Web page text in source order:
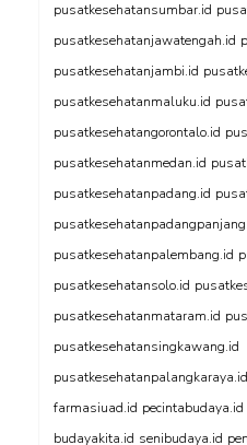
pusatkesehatansumbar.id
pusatkesehatanjawatengah.id
pusatkesehatanjambi.id
pusatkesehatanmaluku.id
pusatkesehatangorontalo.id
pusatkesehatanmedan.id
pusatkesehatanpadang.id
pusatkesehatanpalembang.id
pusatkesehatansolo.id
pusatkesehatanmataram.id
pusatkesehatansingkawang.id
pusatkesehatanpalangkaraya.id
farmasiuad.id pecintabudaya.id
budayakita.id senibudaya.id